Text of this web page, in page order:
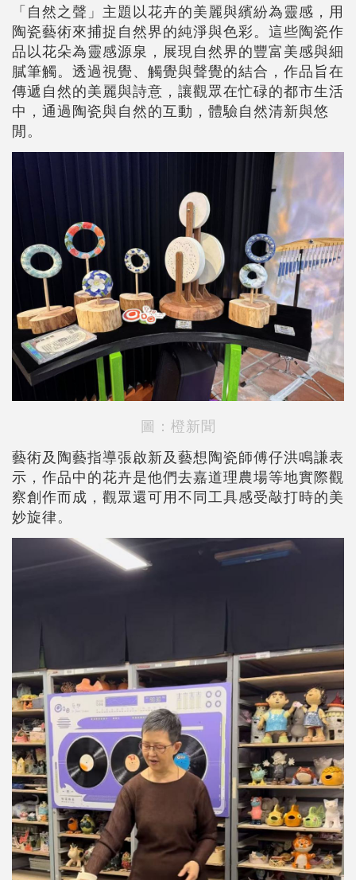
「自然之聲」主題以花卉的美麗與繽紛為靈感，用
陶瓷藝術來捕捉自然界的純淨與色彩。這些陶瓷作
品以花朵為靈感源泉，展現自然界的豐富美感與細
膩筆觸。透過視覺、觸覺與聲覺的結合，作品旨在
傳遞自然的美麗與詩意，讓觀眾在忙碌的都市生活
中，通過陶瓷與自然的互動，體驗自然清新與悠
閒。
圖：橙新聞
藝術及陶藝指導張啟新及藝想陶瓷師傅仔洪鳴謙表
示，作品中的花卉是他們去嘉道理農場等地實際觀
察創作而成，觀眾還可用不同工具感受敲打時的美
妙旋律。